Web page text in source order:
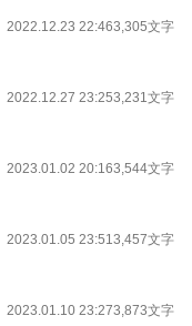
2022.12.23 22:463,305文字
2022.12.27 23:253,231文字
2023.01.02 20:163,544文字
2023.01.05 23:513,457文字
2023.01.10 23:273,873文字